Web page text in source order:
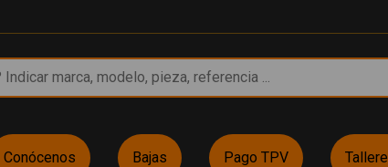
Conócenos Bajas Pago TPV